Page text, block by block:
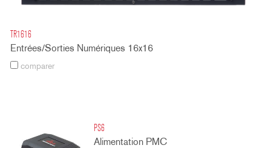
TR1616
Entrées/Sorties Numériques 16x16
comparer
PS6
Alimentation PMC